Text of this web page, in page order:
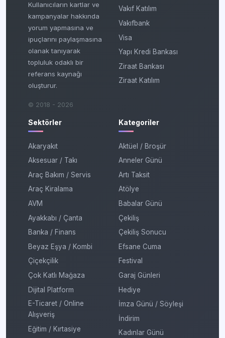
Kullanıcıların kartlar ve
kampanyalar hakkında
yorum yapmasına ve
ipuçlarını paylaşmasına
olanak tanıyarak
topluluk odaklı bir
referans kaynağı
oluşturur.
© 2018 - 2026
Vakıf Katılım
Vakıfbank
Visa
Yapı Kredi Bankası
Ziraat Bankası
Ziraat Katılım
Sektörler
Akaryakıt
Aksesuar / Takı
Araç Bakım / Servis
Araç Kiralama
AVM
Ayakkabı / Çanta
Banka / Finans
Beyaz Eşya / Kombi
Çiçekçilik
Çok Katlı Mağaza
Dijital Platform
E-Ticaret / Online
Alışveriş
Eğitim / Kırtasiye
Kategoriler
Aktüel / Broşür
Anneler Günü
Artı Taksit
Atölye
Babalar Günü
Çekiliş
Çekiliş Sonucu
Efsane Cuma
Festival
Garaj Günleri
Hediye
İmza Günü / Söyleşi
İndirim
Kadınlar Günü